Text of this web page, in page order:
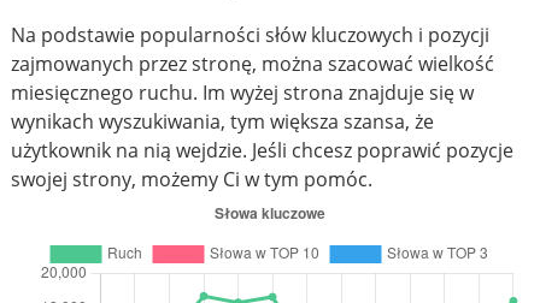
Na podstawie popularności słów kluczowych i pozycji
zajmowanych przez stronę, można szacować wielkość
miesięcznego ruchu. Im wyżej strona znajduje się w
wynikach wyszukiwania, tym większa szansa, że
użytkownik na nią wejdzie. Jeśli chcesz poprawić pozycje
swojej strony, możemy Ci w tym pomóc.